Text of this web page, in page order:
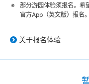
部分游园体验须报名。希
官方App（英文版）报名。
关于报名体验